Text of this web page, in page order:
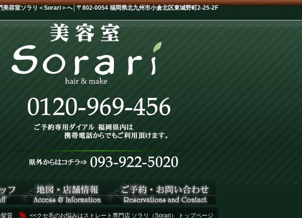
美容室ソラリ＜Sorari＞へ│〒802-0054 福岡県北九州市小倉北区東城野町2-25-2F
<<クセ毛のお悩みはストレート専門店 ソラリ（Sorari） トップページ
質